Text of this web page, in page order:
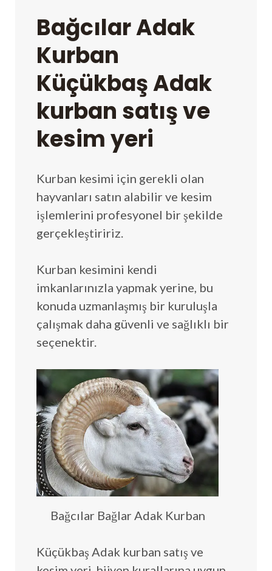
Bağcılar Adak
Kurban
Küçükbaş Adak
kurban satış ve
kesim yeri
Kurban kesimi için gerekli olan
hayvanları satın alabilir ve kesim
işlemlerini profesyonel bir şekilde
gerçekleştiririz.
Kurban kesimini kendi
imkanlarınızla yapmak yerine, bu
konuda uzmanlaşmış bir kuruluşla
çalışmak daha güvenli ve sağlıklı bir
seçenektir.
Bağcılar Bağlar Adak Kurban
Küçükbaş Adak kurban satış ve